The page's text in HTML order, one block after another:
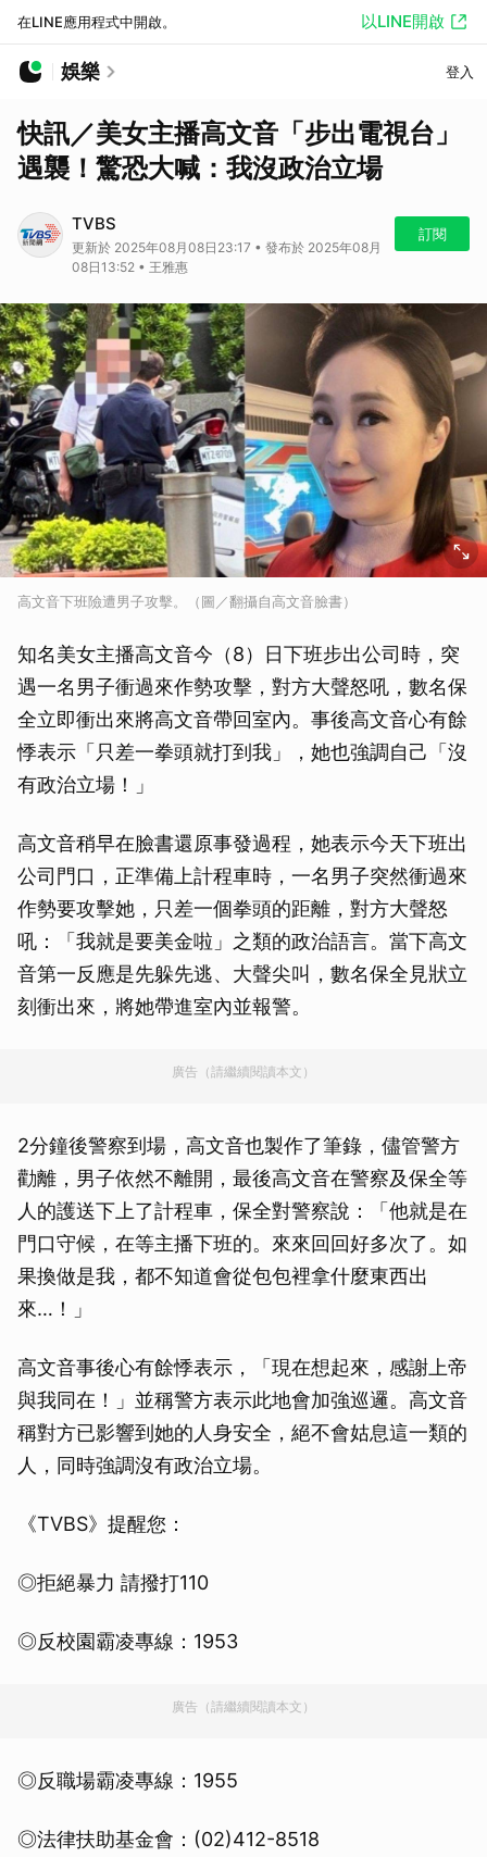
在LINE應用程式中開啟。 以LINE開啟
娛樂 登入
快訊／美女主播高文音「步出電視台」
遇襲！驚恐大喊：我沒政治立場
TVBS
更新於 2025年08月08日23:17 • 發布於 2025年08月
08日13:52 • 王雅惠
訂閱
高文音下班險遭男子攻擊。（圖／翻攝自高文音臉書）
知名美女主播高文音今（8）日下班步出公司時，突
遇一名男子衝過來作勢攻擊，對方大聲怒吼，數名保
全立即衝出來將高文音帶回室內。事後高文音心有餘
悸表示「只差一拳頭就打到我」，她也強調自己「沒
有政治立場！」
高文音稍早在臉書還原事發過程，她表示今天下班出
公司門口，正準備上計程車時，一名男子突然衝過來
作勢要攻擊她，只差一個拳頭的距離，對方大聲怒
吼：「我就是要美金啦」之類的政治語言。當下高文
音第一反應是先躲先逃、大聲尖叫，數名保全見狀立
刻衝出來，將她帶進室內並報警。
廣告（請繼續閱讀本文）
2分鐘後警察到場，高文音也製作了筆錄，儘管警方
勸離，男子依然不離開，最後高文音在警察及保全等
人的護送下上了計程車，保全對警察說：「他就是在
門口守候，在等主播下班的。來來回回好多次了。如
果換做是我，都不知道會從包包裡拿什麼東西出
來…！」
高文音事後心有餘悸表示，「現在想起來，感謝上帝
與我同在！」並稱警方表示此地會加強巡邏。高文音
稱對方已影響到她的人身安全，絕不會姑息這一類的
人，同時強調沒有政治立場。
《TVBS》提醒您：
◎拒絕暴力 請撥打110
◎反校園霸凌專線：1953
廣告（請繼續閱讀本文）
◎反職場霸凌專線：1955
◎法律扶助基金會：(02)412-8518